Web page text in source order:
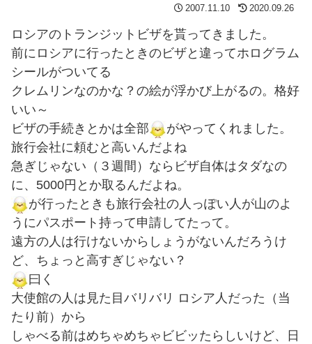
2007.11.10 2020.09.26
ロシアのトランジットビザを貰ってきました。
前にロシアに行ったときのビザと違ってホログラム
シールがついてる
クレムリンなのかな？の絵が浮かび上がるの。格好
いい～
ビザの手続きとかは全部
がやってくれました。
旅行会社に頼むと高いんだよね
急ぎじゃない（３週間）ならビザ自体はタダなの
に、5000円とか取るんだよね。
が行ったときも旅行会社の人っぽい人が山のよ
うにパスポート持って申請してたって。
遠方の人は行けないからしょうがないんだろうけ
ど、ちょっと高すぎじゃない？
曰く
大使館の人は見た目バリバリ ロシア人だった（当
たり前）から
しゃべる前はめちゃめちゃビビッたらしいけど、日